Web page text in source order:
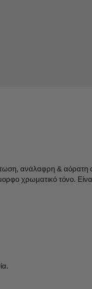
ανάλαφρη & αόρατη
χρωματικό τόνο.